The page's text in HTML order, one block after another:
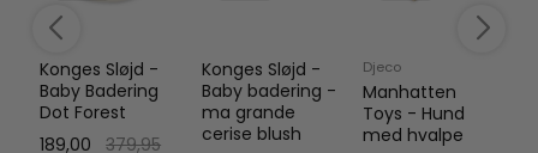
Konges Sløjd -
Baby Badering
Dot Forest
189,00
379,95
Konges Sløjd -
Baby badering -
ma grande
cerise blush
Djeco
Manhatten
Toys - Hund
med hvalpe